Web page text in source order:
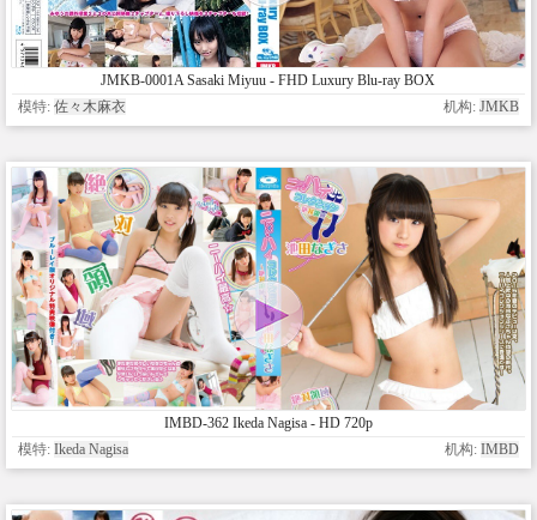
JMKB-0001A Sasaki Miyuu - FHD Luxury Blu-ray BOX
模特: 佐々木麻衣 机构: JMKB
IMBD-362 Ikeda Nagisa - HD 720p
模特: Ikeda Nagisa 机构: IMBD